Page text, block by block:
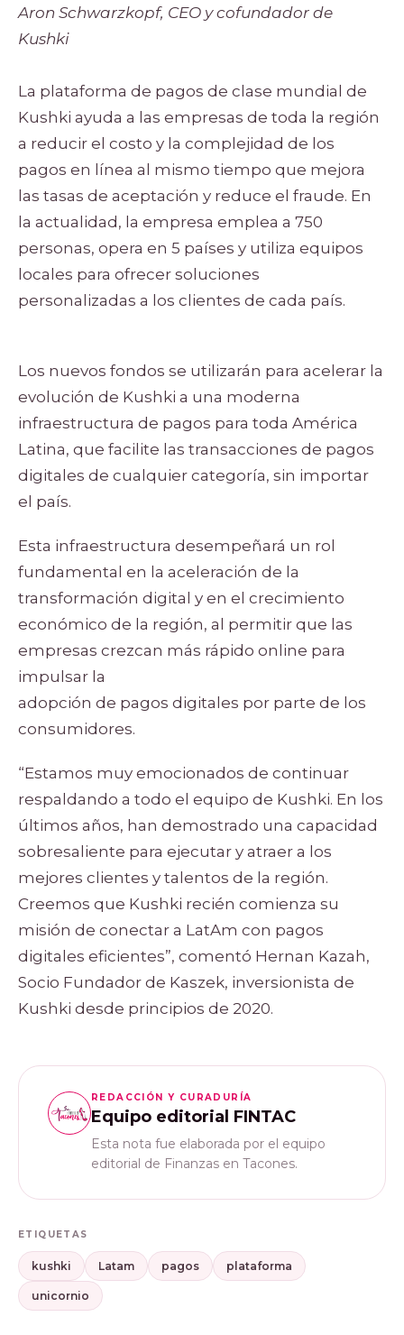
Aron Schwarzkopf, CEO y cofundador de
Kushki
La plataforma de pagos de clase mundial de
Kushki ayuda a las empresas de toda la región
a reducir el costo y la complejidad de los
pagos en línea al mismo tiempo que mejora
las tasas de aceptación y reduce el fraude. En
la actualidad, la empresa emplea a 750
personas, opera en 5 países y utiliza equipos
locales para ofrecer soluciones
personalizadas a los clientes de cada país.
Los nuevos fondos se utilizarán para acelerar la
evolución de Kushki a una moderna
infraestructura de pagos para toda América
Latina, que facilite las transacciones de pagos
digitales de cualquier categoría, sin importar
el país.
Esta infraestructura desempeñará un rol
fundamental en la aceleración de la
transformación digital y en el crecimiento
económico de la región, al permitir que las
empresas crezcan más rápido online para
impulsar la
adopción de pagos digitales por parte de los
consumidores.
“Estamos muy emocionados de continuar
respaldando a todo el equipo de Kushki. En los
últimos años, han demostrado una capacidad
sobresaliente para ejecutar y atraer a los
mejores clientes y talentos de la región.
Creemos que Kushki recién comienza su
misión de conectar a LatAm con pagos
digitales eficientes”, comentó Hernan Kazah,
Socio Fundador de Kaszek, inversionista de
Kushki desde principios de 2020.
REDACCIÓN Y CURADURÍA
Equipo editorial FINTAC
Esta nota fue elaborada por el equipo
editorial de Finanzas en Tacones.
ETIQUETAS
kushki Latam pagos plataforma
unicornio